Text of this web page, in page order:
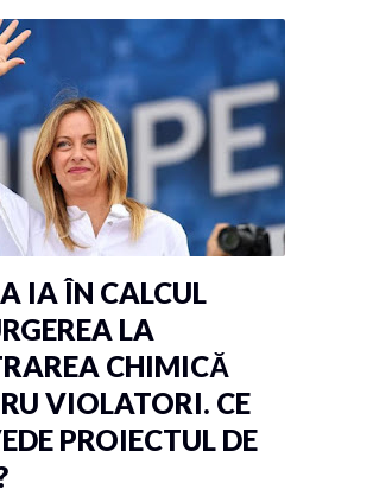
IA ÎN CALCUL
LA
CHIMICĂ
VIOLATORI. CE
PROIECTUL DE